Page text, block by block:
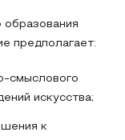
предполагает:
смыслового
искусства;
к